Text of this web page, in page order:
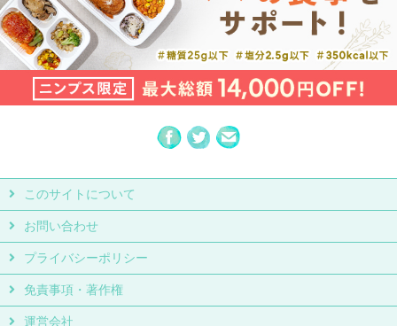
このサイトについて
お問い合わせ
プライバシーポリシー
免責事項・著作権
運営会社